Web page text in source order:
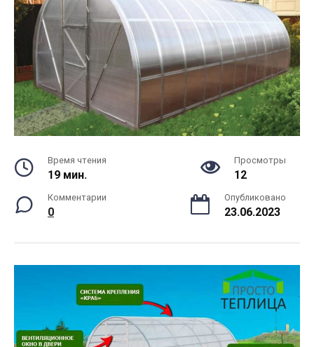
Время чтения
19 мин.
Просмотры
12
Комментарии
0
Опубликовано
23.06.2023